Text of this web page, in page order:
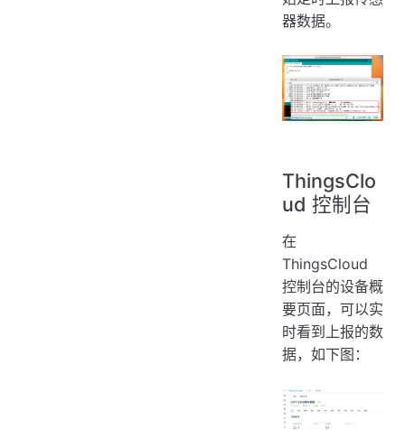
器数据。
ThingsClo
ud 控制台
在
ThingsCloud
控制台的设备概
要页面，可以实
时看到上报的数
据，如下图：